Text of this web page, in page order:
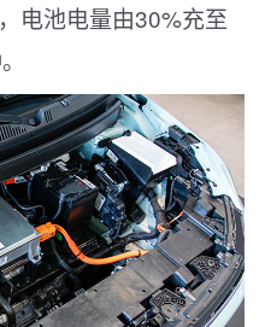
电池电量由30%充至